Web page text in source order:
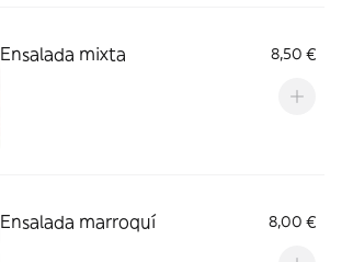
Ensalada mixta 8,50 €
Ensalada marroquí 8,00 €